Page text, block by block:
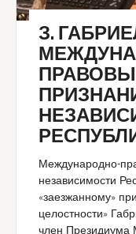
З.
Международно-
независимости
«заезжанному»
целостности»
член Президиума